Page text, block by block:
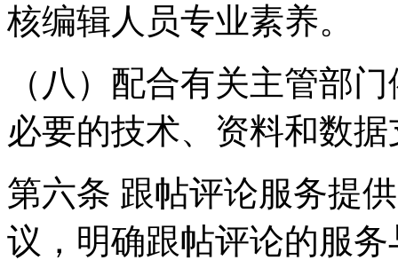
核编辑人员专业素养。
（八）配合有关主管部
必要的技术、资料和数
第六条 跟帖评论服务提
议，明确跟帖评论的服